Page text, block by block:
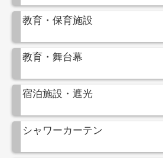
福岡ショールーム
広島ショールーム
仙台ショールーム
札幌ショールーム
お客様サポート トップ
資料ダウンロード
画像ダウンロード
動画一覧
お役立ち資料
サンプル・カタログ請求／お問い合わせ（
よくあるご質問
インテリア事業
スペースソリューション事業
会社情報
教育・保育施設
教育・舞台幕
宿泊施設・遮光
シャワーカーテン